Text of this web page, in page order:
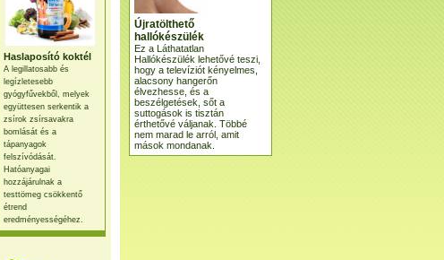
Haslaposító koktél
A legillatosabb és
legízletesebb
gyógyfűvekből, melyek
együttesen serkentik a
zsírok zsírsavakra
bomlását és a
tápanyagok
felszívódását.
Hatóanyagai
hozzájárulnak a
testtömeg csökkentő
étrend
eredményességéhez.
Újratölthető
hallókészülék
Ez a Láthatatlan
Hallókészülék lehetővé teszi,
hogy a televíziót kényelmes,
alacsony hangerőn
élvezhesse, és a
beszélgetések, sőt a
suttogások is tisztán
érthetővé váljanak. Többé
nem marad le arról, amit
mások mondanak.